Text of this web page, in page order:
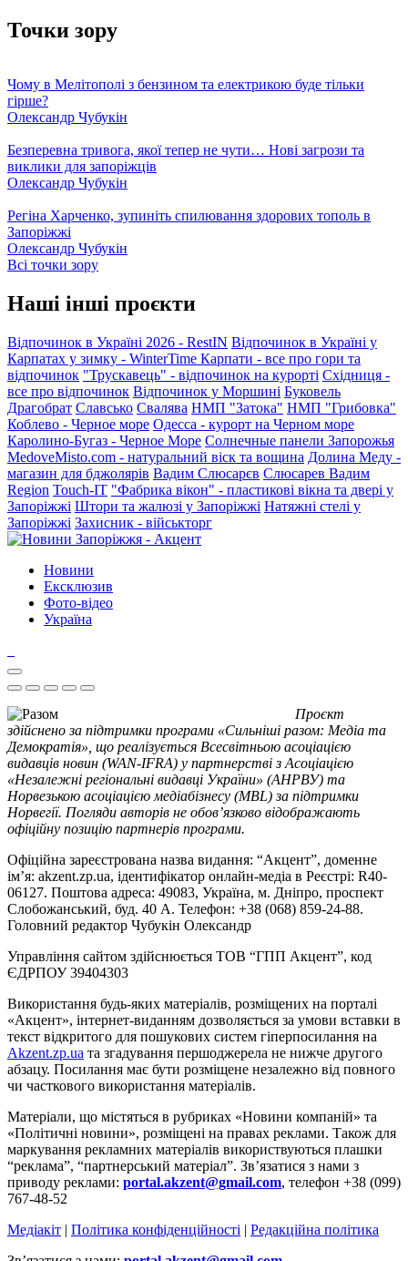
Точки зору
Чому в Мелітополі з бензином та електрикою буде тільки
гірше?
Олександр Чубукін
Безперевна тривога, якої тепер не чути… Нові загрози та
виклики для запоріжців
Олександр Чубукін
Регіна Харченко, зупиніть спилювання здорових тополь в
Запоріжжі
Олександр Чубукін
Всі точки зору
Наші інші проєкти
Відпочинок в Україні 2026 - RestIN Відпочинок в Україні у
Карпатах у зимку - WinterTime Карпати - все про гори та
відпочинок "Трускавець" - відпочинок на курорті Східниця -
все про відпочинок Відпочинок у Моршині Буковель
Драгобрат Славсько Свалява НМП "Затока" НМП "Грибовка"
Коблево - Черное море Одесса - курорт на Черном море
Каролино-Бугаз - Черное Море Солнечные панели Запорожья
MedoveMisto.com - натуральний віск та вощина Долина Меду -
магазин для бджолярів Вадим Слюсарєв Слюсарев Вадим
Region Touch-IT "Фабрика вікон" - пластикові вікна та двері у
Запоріжжі Штори та жалюзі у Запоріжжі Натяжні стелі у
Запоріжжі Захисник - військторг
Новини
Ексклюзив
Фото-відео
Україна
Проєкт
здійснено за підтримки програми «Сильніші разом: Медіа та
Демократія», що реалізується Всесвітньою асоціацією
видавців новин (WAN-IFRA) у партнерстві з Асоціацією
«Незалежні регіональні видавці України» (АНРВУ) та
Норвезькою асоціацією медіабізнесу (MBL) за підтримки
Норвегії. Погляди авторів не обов’язково відображають
офіційну позицію партнерів програми.
Офіційна зареєстрована назва видання: “Акцент”, доменне
ім’я: akzent.zp.ua, ідентифікатор онлайн-медіа в Реєстрі: R40-
06127. Поштова адреса: 49083, Україна, м. Дніпро, проспект
Слобожанський, буд. 40 А. Телефон: +38 (068) 859-24-88.
Головний редактор Чубукін Олександр
Управління сайтом здійснюється ТОВ “ГПП Акцент”, код
ЄДРПОУ 39404303
Використання будь-яких матеріалів, розміщених на порталі
«Акцент», інтернет-виданням дозволяється за умови вставки в
текст відкритого для пошукових систем гіперпосилання на
Akzent.zp.ua та згадування першоджерела не нижче другого
абзацу. Посилання має бути розміщене незалежно від повного
чи часткового використання матеріалів.
Матеріали, що містяться в рубриках «Новини компаній» та
«Політичні новини», розміщені на правах реклами. Також для
маркування рекламних матеріалів використвуються плашки
“реклама”, “партнерський матеріал”. Зв’язатися з нами з
приводу реклами: portal.akzent@gmail.com, телефон +38 (099)
767-48-52
Медіакіт | Політика конфіденційності | Редакційна політика